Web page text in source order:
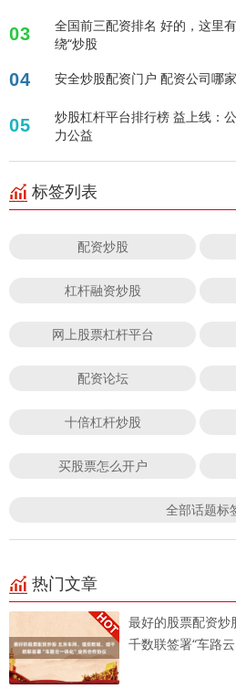
03
全国前三配资排名 好的，这里
绕“炒股
04 安全炒股配资门户 配资公司哪
05
炒股杠杆平台排行榜 益上线：
力公益
标签列表
配资炒股
杠杆融资炒股
网上股票杠杆平台
配资论坛
十倍杠杆炒股
买股票怎么开户
全部话题标
热门文章
最好的股票配资炒
千数联签署“车路云